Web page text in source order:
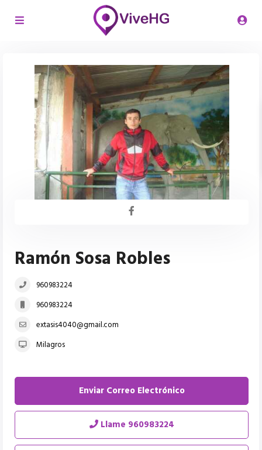
Ramón Sosa Robles
960983224
960983224
extasis4040@gmail.com
Milagros
Enviar Correo Electrónico
Llame 960983224